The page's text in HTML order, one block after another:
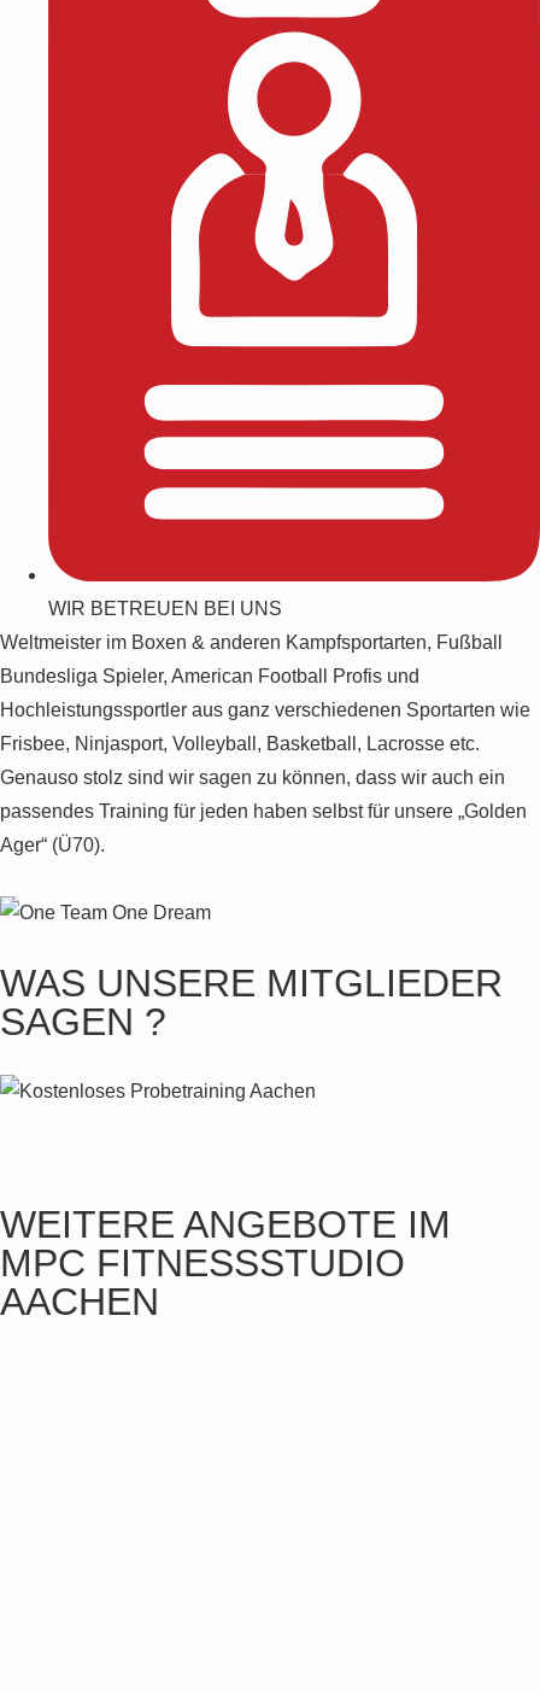
WIR BETREUEN BEI UNS
Weltmeister im Boxen & anderen Kampfsportarten, Fußball
Bundesliga Spieler, American Football Profis und
Hochleistungssportler aus ganz verschiedenen Sportarten wie
Frisbee, Ninjasport, Volleyball, Basketball, Lacrosse etc.
Genauso stolz sind wir sagen zu können, dass wir auch ein
passendes Training für jeden haben selbst für unsere „Golden
Ager“ (Ü70).
WAS UNSERE MITGLIEDER
SAGEN ?
WEITERE ANGEBOTE IM
MPC FITNESSSTUDIO
AACHEN